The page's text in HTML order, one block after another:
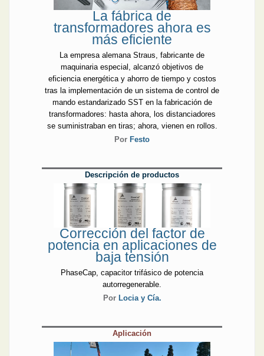
La fábrica de
transformadores ahora es
más eficiente
La empresa alemana Straus, fabricante de
maquinaria especial, alcanzó objetivos de
eficiencia energética y ahorro de tiempo y costos
tras la implementación de un sistema de control de
mando estandarizado SST en la fabricación de
transformadores: hasta ahora, los distanciadores
se suministraban en tiras; ahora, vienen en rollos.
Por Festo
Descripción de productos
Corrección del factor de
potencia en aplicaciones de
baja tensión
PhaseCap, capacitor trifásico de potencia
autorregenerable.
Por Locia y Cía.
Aplicación